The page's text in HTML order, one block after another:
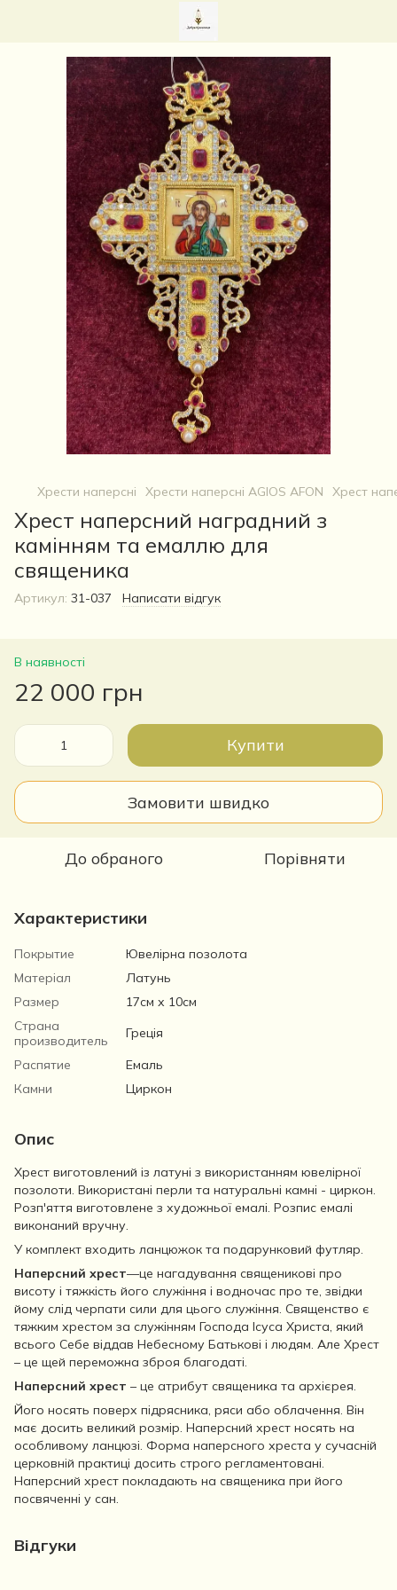
Хрести наперсні Хрести наперсні AGIOS AFON Хрест
Хрест наперсний наградний з
камінням та емаллю для
священика
Артикул: 31-037 Написати відгук
В наявності
22 000 грн
Купити
Замовити швидко
До обраного Порівняти
Характеристики
Покрытие
Ювелірна позолота
Матеріал
Латунь
Размер
17см х 10см
Страна
производитель
Греція
Распятие
Емаль
Камни
Циркон
Опис
Хрест виготовлений із латуні з використанням ювелірної
позолоти. Використані перли та натуральні камні - циркон.
Розп'яття виготовлене з художньої емалі. Розпис емалі
виконаний вручну.
У комплект входить ланцюжок та подарунковий футляр.
Наперсний хрест—це нагадування священикові про
висоту і тяжкість його служіння і водночас про те, звідки
йому слід черпати сили для цього служіння. Священство є
тяжким хрестом за служінням Господа Ісуса Христа, який
всього Себе віддав Небесному Батькові і людям. Але Хрест
– це щей переможна зброя благодаті.
Наперсний хрест – це атрибут священика та архієрея.
Його носять поверх підрясника, ряси або облачення. Він
має досить великий розмір. Наперсний хрест носять на
особливому ланцюзі. Форма наперсного хреста у сучасній
церковній практиці досить строго регламентовані.
Наперсний хрест покладають на священика при його
посвяченні у сан.
Відгуки